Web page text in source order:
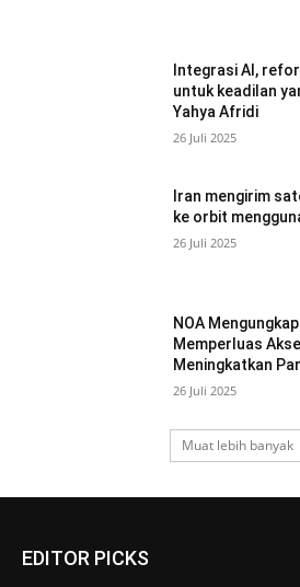
Integrasi AI,
untuk keadilan
Yahya Afridi
26 Juli 2025
Iran mengirim
ke orbit
26 Juli 2025
NOA
Memperluas
Meningkatkan
26 Juli 2025
Muat lebih banyak
EDITOR PICKS